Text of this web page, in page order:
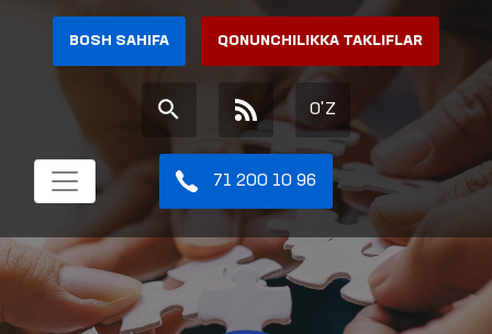
BOSH SAHIFA QONUNCHILIKKA TAKLIFLAR
O'Z
71 200 10 96